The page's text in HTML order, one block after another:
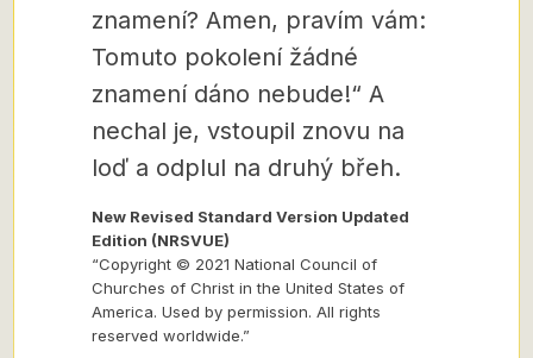
znamení? Amen, pravím vám:
Tomuto pokolení žádné
znamení dáno nebude!“ A
nechal je, vstoupil znovu na
loď a odplul na druhý břeh.
New Revised Standard Version Updated
Edition (NRSVUE)
“Copyright © 2021 National Council of
Churches of Christ in the United States of
America. Used by permission. All rights
reserved worldwide.”